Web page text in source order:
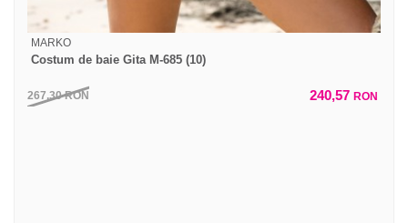
MARKO
Costum de baie Gita M-685 (10)
267,30RON 240,57 RON